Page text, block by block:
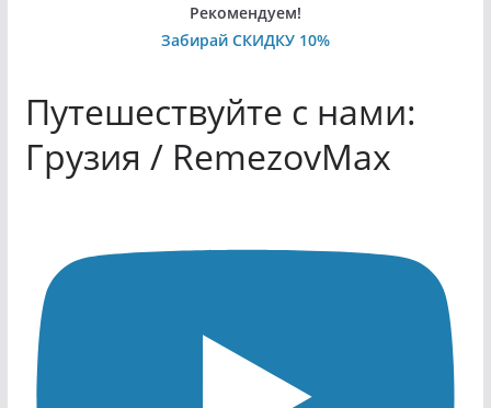
Рекомендуем!
Забирай СКИДКУ 10%
Путешествуйте с нами:
Грузия / RemezovMax